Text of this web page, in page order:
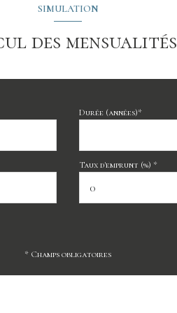
SIMULATION
des mensualités
Durée (années)*
Taux d'emprunt (%) *
* Champs obligatoires